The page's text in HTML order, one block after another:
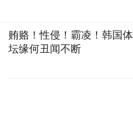
贿赂！性侵！霸凌！韩国体
坛缘何丑闻不断